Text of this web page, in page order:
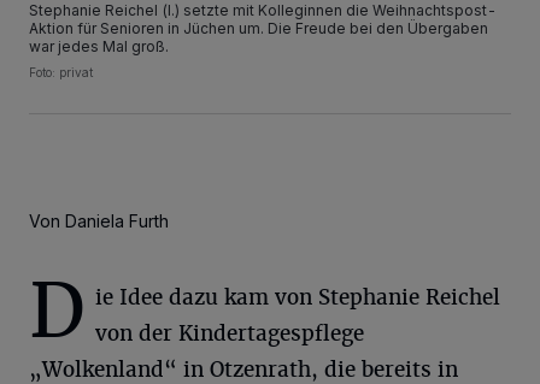
Stephanie Reichel (l.) setzte mit Kolleginnen die Weihnachtspost-
Aktion für Senioren in Jüchen um. Die Freude bei den Übergaben
war jedes Mal groß.
Foto: privat
Von Daniela Furth
D ie Idee dazu kam von Stephanie Reichel
von der Kindertagespflege
„Wolkenland“ in Otzenrath, die bereits in